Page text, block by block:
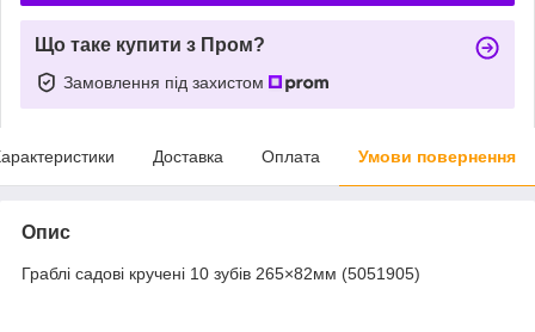
Що таке купити з Пром?
Замовлення під захистом
Доставка Оплата Умови повернення
Опис
Граблі садові кручені 10 зубів 265×82мм (5051905)